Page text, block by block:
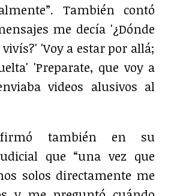
También contó
me decía '¿Dónde
vivís?' 'Voy a estar por allá;
'Preparate, que voy a
videos alusivos al
también en su
que “una vez que
solos directamente me